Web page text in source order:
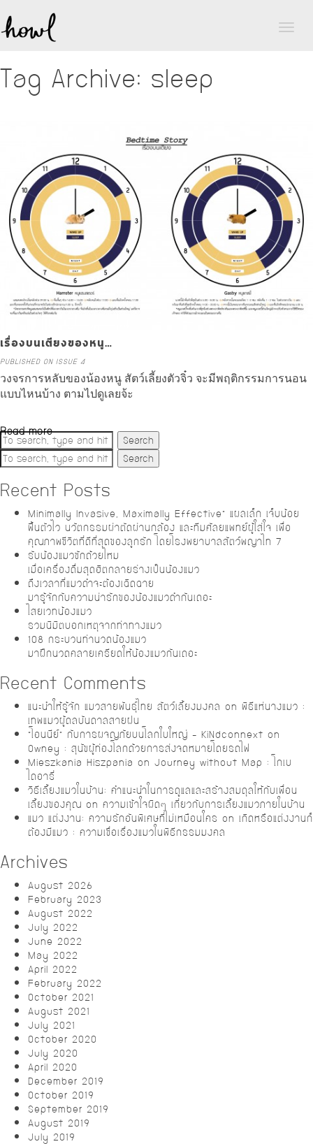
Tag Archive: sleep
เรื่องบนเตียงของหนู…
PUBLISHED ON ISSUE 4
วงจรการหลับของน้องหนู สัตว์เลี้ยงตัวจิ๋ว จะมีพฤติกรรมการนอน
แบบไหนบ้าง ตามไปดูเลยจ้ะ
Read more
Search
Search
Recent Posts
Minimally Invasive, Maximally Effective” แผลเล็ก เจ็บน้อย
ฟื้นตัวไว นวัตกรรมผ่าตัดผ่านกล้อง และทีมศัลยแพทย์ผู้ใส่ใจ เพื่อ
คุณภาพชีวิตที่ดีที่สุดของลูกรัก โดยโรงพยาบาลสัตว์พญาไท 7
รับน้องแมวซักถ้วยไหม
เมื่อเครื่องดื่มสุดฮิตกลายร่างเป็นน้องแมว
ถึงเวลาที่แมวดำจะต้องเฉิดฉาย
มารู้จักกับความน่ารักของน้องแมวดำกันเถอะ
ไสยเวทน้องแมว
รวมนิมิตบอกเหตุจากท่าทางแมว
108 กระบวนท่านวดน้องแมว
มาฝึกนวดคลายเครียดให้น้องแมวกันเถอะ
Recent Comments
แนะนำให้รู้จัก แมวสายพันธุ์ไทย สัตว์เลี้ยงมงคล on พิธีแห่นางแมว :
เทพแมวผู้ดลบันดาลสายฝน
“โอนนีย์” กับการผจญภัยบนโลกใบใหญ่ – KiNdconnext on
Owney : สุนัขผู้ท่องโลกด้วยการส่งจดหมายโดยรถไฟ
Mieszkania Hiszpania on Journey without Map : โกเบ
ไดอารี่
วิธีเลี้ยงแมวในบ้าน: คำแนะนำในการดูแลและสร้างสมดุลให้กับเพื่อน
เลี้ยงของคุณ on ความเข้าใจผิดๆ เกี่ยวกับการเลี้ยงแมวภายในบ้าน
แมว แต่งงาน: ความรักอันพิเศษที่ไม่เหมือนใคร on เกิดหรือแต่งงานก็
ต้องมีแมว : ความเชื่อเรื่องแมวในพิธีกรรมมงคล
Archives
August 2026
February 2023
August 2022
July 2022
June 2022
May 2022
April 2022
February 2022
October 2021
August 2021
July 2021
October 2020
July 2020
April 2020
December 2019
October 2019
September 2019
August 2019
July 2019